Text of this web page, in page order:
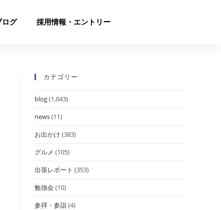
ログ 採用情報・エントリー
カテゴリー
blog(1,043)
news(11)
お出かけ (383)
グルメ (105)
出張レポート (353)
勉強会 (10)
参拝・参詣(4)